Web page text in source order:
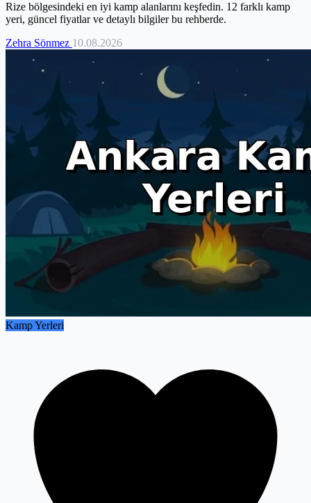
Rize bölgesindeki en iyi kamp alanlarını keşfedin. 12 farklı kamp
yeri, güncel fiyatlar ve detaylı bilgiler bu rehberde.
Zehra Sönmez 10.08.2026
Kamp Yerleri